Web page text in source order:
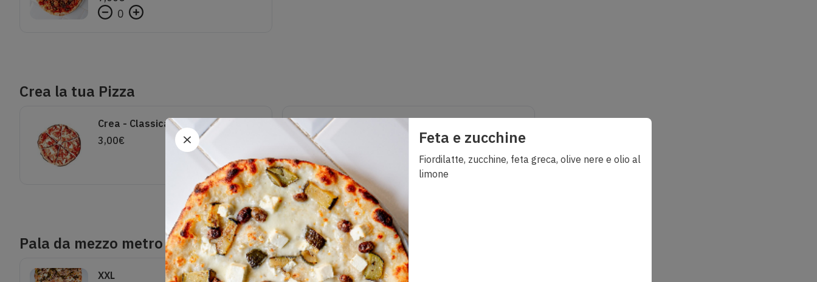
0
Crea la tua Pizza
Crea - Classica
3,00€ Formato Classica
Pala da mezzo metro
XXL XXL Margherita
Feta e zucchine
Fiordilatte, zucchine, feta greca, olive nere e olio al
limone